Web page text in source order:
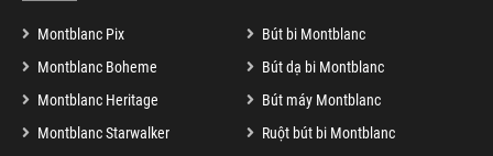
Montblanc Pix
Bút bi Montblanc
Montblanc Boheme
Bút dạ bi Montblanc
Montblanc Heritage
Bút máy Montblanc
Montblanc Starwalker
Ruột bút bi Montblanc